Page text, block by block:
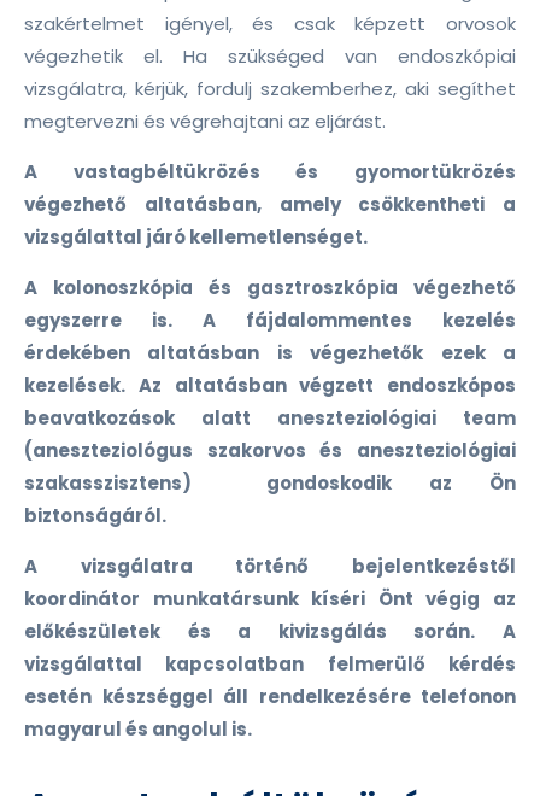
szakértelmet igényel, és csak képzett orvosok
végezhetik el. Ha szükséged van endoszkópiai
vizsgálatra, kérjük, fordulj szakemberhez, aki segíthet
megtervezni és végrehajtani az eljárást.
A vastagbéltükrözés és gyomortükrözés
végezhető altatásban, amely csökkentheti a
vizsgálattal járó kellemetlenséget.
A kolonoszkópia és gasztroszkópia végezhető
egyszerre is. A fájdalommentes kezelés
érdekében altatásban is végezhetők ezek a
kezelések. Az altatásban végzett endoszkópos
beavatkozások alatt aneszteziológiai team
(aneszteziológus szakorvos és aneszteziológiai
szakasszisztens) gondoskodik az Ön
biztonságáról.
A vizsgálatra történő bejelentkezéstől
koordinátor munkatársunk kíséri Önt végig az
előkészületek és a kivizsgálás során. A
vizsgálattal kapcsolatban felmerülő kérdés
esetén készséggel áll rendelkezésére telefonon
magyarul és angolul is.